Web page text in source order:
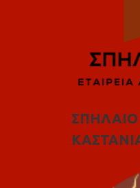
ΣΠΗΛΑΙΟ